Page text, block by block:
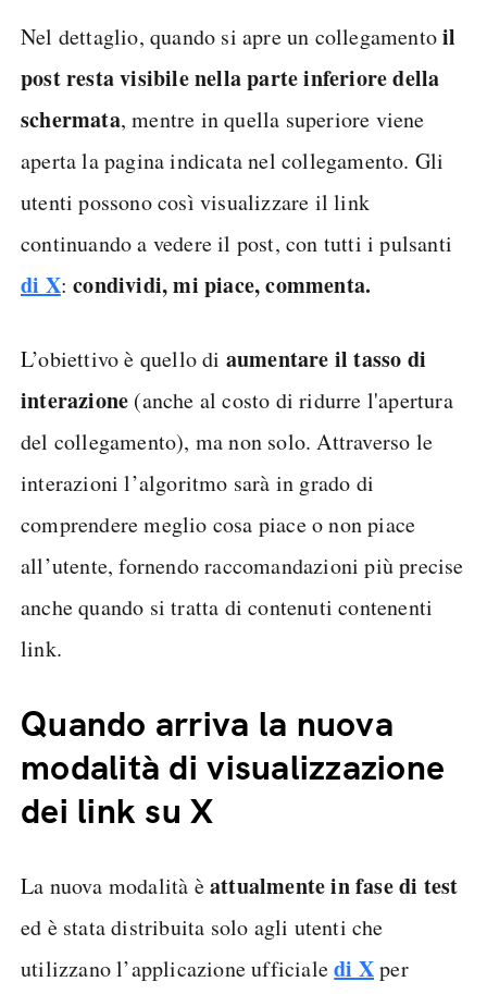
Nel dettaglio, quando si apre un collegamentoil
post resta visibile nella parte inferiore della
schermata, mentre in quella superiore viene
aperta la pagina indicata nel collegamento. Gli
utenti possono così visualizzare il link
continuando a vedere il post, con tutti i pulsanti
di X:condividi, mi piace, commenta.
L’obiettivo è quello di aumentare il tasso di
interazione (anche al costo di ridurre l'apertura
del collegamento), ma non solo. Attraverso le
interazioni l’algoritmo sarà in grado di
comprendere meglio cosa piace o non piace
all’utente, fornendo raccomandazioni più precise
anche quando si tratta di contenuti contenenti
link.
Quando arriva la nuova
modalità di visualizzazione
dei link su X
La nuova modalità èattualmente in fase di test
ed è stata distribuita solo agli utenti che
utilizzano l’applicazione ufficialedi Xper